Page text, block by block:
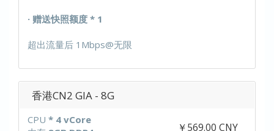
· 赠送快照额度 * 1
超出流量后 1Mbps@无限
香港CN2 GIA - 8G
CPU * 4 vCore
￥569.00 CNY